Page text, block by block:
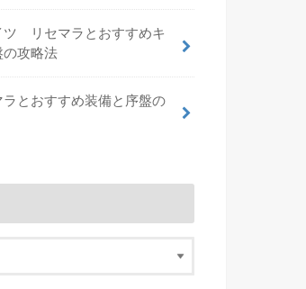
ツ リセマラとおすすめキ
の攻略法
とおすすめ装備と序盤の